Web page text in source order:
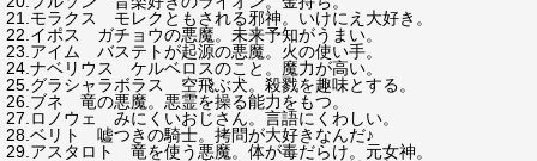
21.モラクス モレクともされる邪神。いけにえ大好き。
22.イポス ガチョウの悪魔。未来予知がうまい。
23.アイム バステトが起源の悪魔。火の使い手。
24.ナベリウス ケルベロスのこと。魔力が高い。
25.グラシャラボラス 空飛ぶ犬。殺戮を趣味とする。
26.ブネ 竜の悪魔。悪霊を操る能力をもつ。
27.ロノウェ みにくいおじさん。言語にくわしい。
28.ベリト 嘘つきの騎士。拷問が大好きなんだ♪
29.アスタロト 竜を使う悪魔。体が毒だらけ。元女神。